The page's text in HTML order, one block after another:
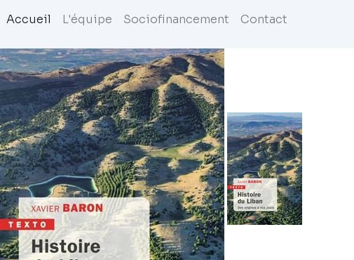
Accueil L'équipe Sociofinancement Contact